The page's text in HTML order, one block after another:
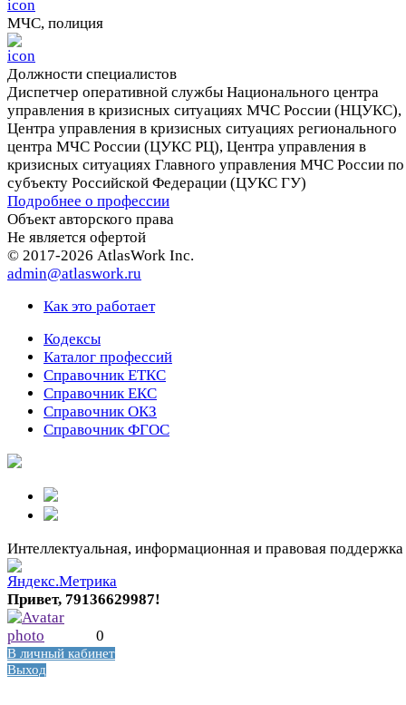
МЧС, полиция
Должности cпециалистов
Диспетчер оперативной службы Национального центра
управления в кризисных ситуациях МЧС России (НЦУКС),
Центра управления в кризисных ситуациях регионального
центра МЧС России (ЦУКС РЦ), Центра управления в
кризисных ситуациях Главного управления МЧС России по
субъекту Российской Федерации (ЦУКС ГУ)
Подробнее о профессии
Объект авторского права
Не является офертой
© 2017-2026 AtlasWork Inc.
admin@atlaswork.ru
Как это работает
Кодексы
Каталог профессий
Справочник ЕТКС
Справочник ЕКС
Справочник ОКЗ
Справочник ФГОС
Интеллектуальная, информационная и правовая поддержка
Привет, 79136629987!
0
В личный кабинет
Выход